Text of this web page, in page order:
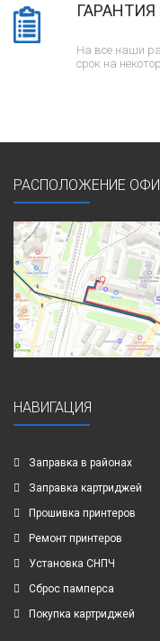
На все наши
срок на
РАСПОЛОЖЕНИЕ
НАВИГАЦИЯ
Заправка в районах
Заправка картриджей
Прошивка принтеров
Ремонт принтеров
Установка СНПЧ
Сброс памперса
Покупка картриджей